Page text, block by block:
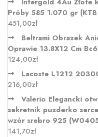
Próby 585 1.070 gr
451,00zł
Beltrami Obrazek
Oprawie 13.8X12 Cm
124,00zł
Lacoste L1212
216,00zł
Valerio Elegancki
sekretnik puzderko
wzór srebro 925
141,70zł